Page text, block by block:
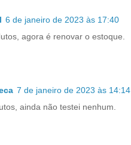
6 de janeiro de 2023 às 17:40
agora é renovar o estoque.
7 de janeiro de 2023 às 14:14
ainda não testei nenhum.